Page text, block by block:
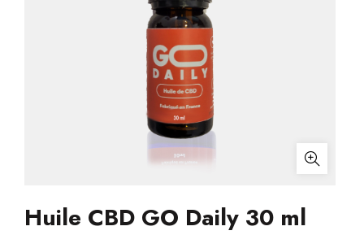
Huile CBD GO Daily 30 ml